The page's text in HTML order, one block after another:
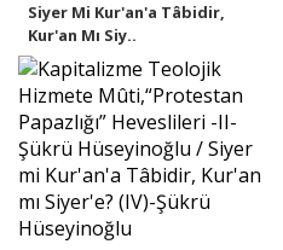
Siyer Mi Kur'an'a Tâbidir,
Kur'an Mı Siy..